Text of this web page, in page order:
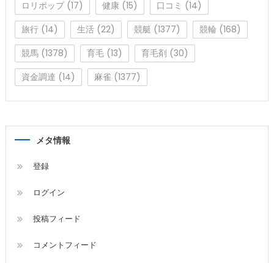
ロリポップ(17) 健康(15) 口コミ (14)
旅行(14) 生活(22) 競艇 (1377) 競輪 (168)
競馬(1378) 育毛(13) 育毛剤 (30)
資金調達 (14) 麻雀 (1377)
メタ情報
登録
ログイン
投稿フィード
コメントフィード